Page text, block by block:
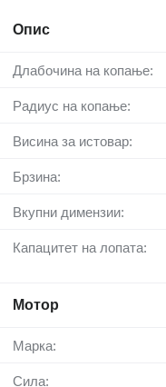
Опис
Длабочина на копање:
Радиус на копање:
Висина за истовар:
Брзина:
Вкупни димензии:
Капацитет на лопата:
Мотор
Марка:
Сила: